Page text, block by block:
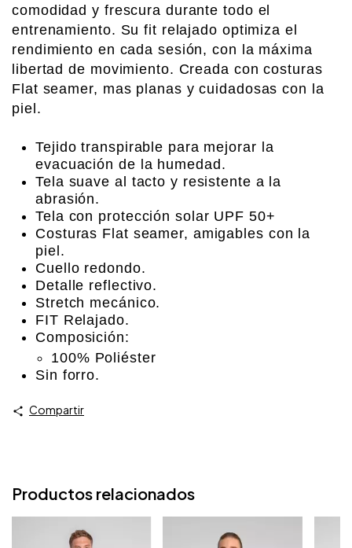
comodidad y frescura durante todo el
entrenamiento. Su fit relajado optimiza el
rendimiento en cada sesión, con la máxima
libertad de movimiento. Creada con costuras
Flat seamer, mas planas y cuidadosas con la
piel.
Tejido transpirable para mejorar la
evacuación de la humedad.
Tela suave al tacto y resistente a la
abrasión.
Tela con protección solar UPF 50+
Costuras Flat seamer, amigables con la
piel.
Cuello redondo.
Detalle reflectivo.
Stretch mecánico.
FIT Relajado.
Composición:
100% Poliéster
Sin forro.
Compartir
Productos relacionados